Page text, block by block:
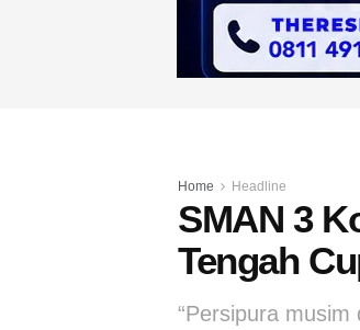
Home Headline
SMAN 3
Tengah
“Persipura